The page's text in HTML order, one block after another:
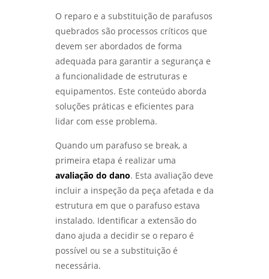
O reparo e a substituição de parafusos
quebrados são processos críticos que
devem ser abordados de forma
adequada para garantir a segurança e
a funcionalidade de estruturas e
equipamentos. Este conteúdo aborda
soluções práticas e eficientes para
lidar com esse problema.
Quando um parafuso se break, a
primeira etapa é realizar uma
avaliação do dano. Esta avaliação deve
incluir a inspeção da peça afetada e da
estrutura em que o parafuso estava
instalado. Identificar a extensão do
dano ajuda a decidir se o reparo é
possível ou se a substituição é
necessária.